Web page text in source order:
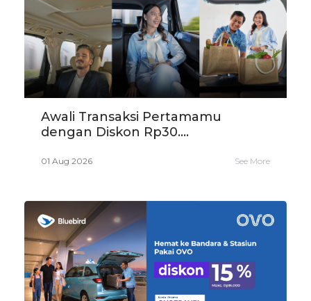
Awali Transaksi Pertamamu
dengan Diskon Rp30....
01 Aug 2026 See More